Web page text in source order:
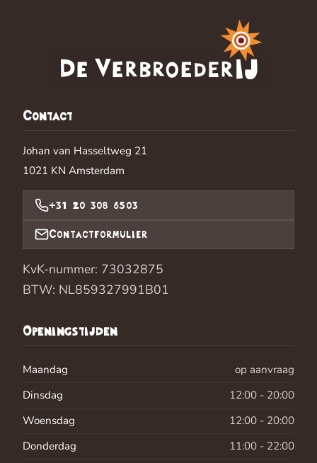
Contact
Johan van Hasseltweg 21
1021 KN Amsterdam
+31 20 308 6503
Contactformulier
KvK-nummer: 73032875
BTW: NL859327991B01
Openingstijden
Maandag
op aanvraag
Dinsdag
12:00 - 20:00
Woensdag
12:00 - 20:00
Donderdag
11:00 - 22:00